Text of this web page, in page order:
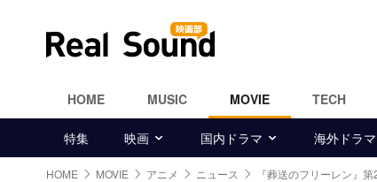
HOME MUSIC MOVIE TECH
特集 映画 国内ドラマ 海外ドラマ
HOME MOVIE アニメ ニュース 『葬送のフリーレン』